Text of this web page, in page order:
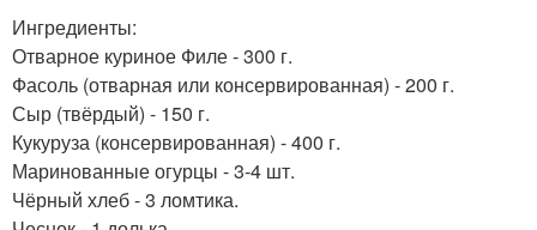
Ингредиенты:
Отварное куриное Филе - 300 г.
Фасоль (отварная или консервированная) - 200 г.
Сыр (твёрдый) - 150 г.
Кукуруза (консервированная) - 400 г.
Маринованные огурцы - 3-4 шт.
Чёрный хлеб - 3 ломтика.